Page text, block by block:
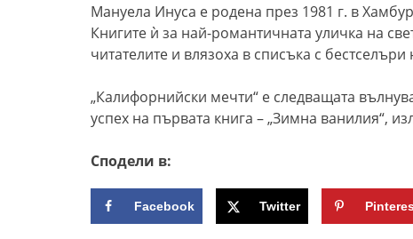
Мануела Инуса е родена през 1981 г. в
Книгите ѝ за най-романтичната уличка на
читателите и влязоха в списъка с
„Калифорнийски мечти“ е следващата
успех на първата книга – „Зимна ванилия“,
Сподели в:
Facebook Twitter